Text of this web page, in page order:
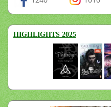
HIGHLIGHTS 2025